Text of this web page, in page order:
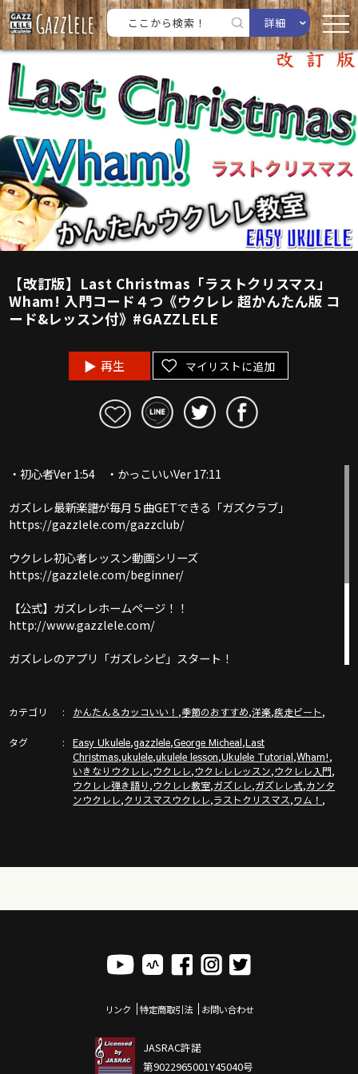
詳細
【改訂版】Last Christmas「ラストクリスマス」
Wham! 入門コード４つ《ウクレレ 超かんたん版 コ
ード&レッスン付》#GAZZLELE
再生 マイリストに追加
・初心者Ver 1:54 ・かっこいいVer 17:11
ガズレレ最新楽譜が毎月５曲GETできる「ガズクラブ」
https://gazzlele.com/gazzclub/
ウクレレ初心者レッスン動画シリーズ
https://gazzlele.com/beginner/
【公式】ガズレレホームページ！！
http://www.gazzlele.com/
ガズレレのアプリ「ガズレシピ」スタート！
ガズのわがままウクレレ
ガズのサブチャンネル「ガズトーク！」
https://www.youtube.com/channel/UC8YUGZF76p-
GD_HKq_ZQRHA
カテゴリ かんたん＆カッコいい！ ,季節のおすすめ,洋楽,疾走ビート,
タグ Easy Ukulele,gazzlele,George Micheal,Last
Christmas,ukulele,ukulele lesson,Ukulele Tutorial,Wham!,
いきなりウクレレ,ウクレレ,ウクレレレッスン,ウクレレ入門,
ウクレレ弾き語り ,ウクレレ教室,ガズレレ,ガズレレ式,カンタ
ンウクレレ,クリスマスウクレレ,ラストクリスマス,ワム！ ,
リンク 特定商取引法 お問い合わせ
JASRAC許諾
第9022965001Y45040号